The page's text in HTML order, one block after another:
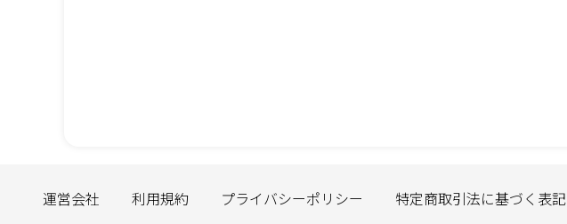
運営会社 利用規約 プライバシーポリシー 特定商取引法に基づく表記